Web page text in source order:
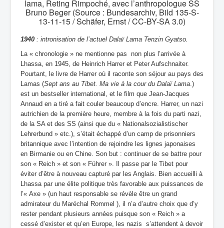
lama, Reting Rimpoché, avec l’anthropologue SS
Bruno Beger (Source : Bundesarchiv, Bild 135-S-
13-11-15 / Schäfer, Ernst / CC-BY-SA 3.0)
1940 : intronisation de l’actuel Dalaï Lama Tenzin Gyatso.
La « chronologie » ne mentionne pas non plus l’arrivée à
Lhassa, en 1945, de Heinrich Harrer et Peter Aufschnaiter.
Pourtant, le livre de Harrer où il raconte son séjour au pays des
Lamas (Sept ans au Tibet. Ma vie à la cour du Dalaï Lama.)
est un bestseller international, et le film que Jean-Jacques
Annaud en a tiré a fait couler beaucoup d’encre. Harrer, un nazi
autrichien de la première heure, membre à la fois du parti nazi,
de la SA et des SS (ainsi que du « Nationalsozialistischer
Lehrerbund » etc.), s’était échappé d’un camp de prisonniers
britannique avec l’intention de rejoindre les lignes japonaises
en Birmanie ou en Chine. Son but : continuer de se battre pour
son « Reich » et son « Führer ». Il passe par le Tibet pour
éviter d’être à nouveau capturé par les Anglais. Bien accueilli à
Lhassa par une élite politique très favorable aux puissances de
l’« Axe » (un haut responsable se révèle être un grand
admirateur du Maréchal Rommel ), il n’a d’autre choix que d’y
rester pendant plusieurs années puisque son « Reich » a
cessé d’exister et qu’en Europe, les nazis s’attendent à devoir